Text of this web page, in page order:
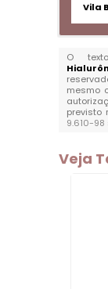
Vila
O
mesmo
previsto
9.610-
Veja